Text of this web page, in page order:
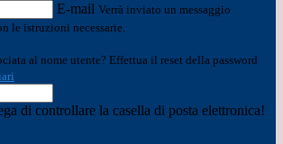
E-mail Verrà inviato un messaggio
le istruzioni necessarie.
al nome utente? Effettua il reset della password
di controllare la casella di posta elettronica!